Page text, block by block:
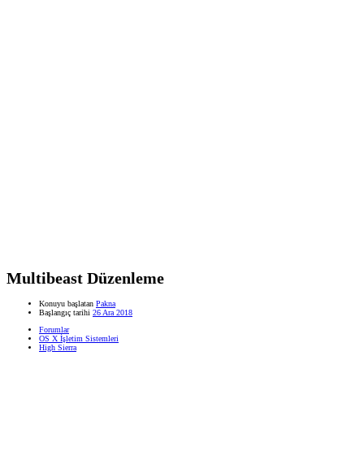
Multibeast Düzenleme
Konuyu başlatan Pakna
Başlangıç tarihi 26 Ara 2018
Forumlar
OS X İşletim Sistemleri
High Sierra